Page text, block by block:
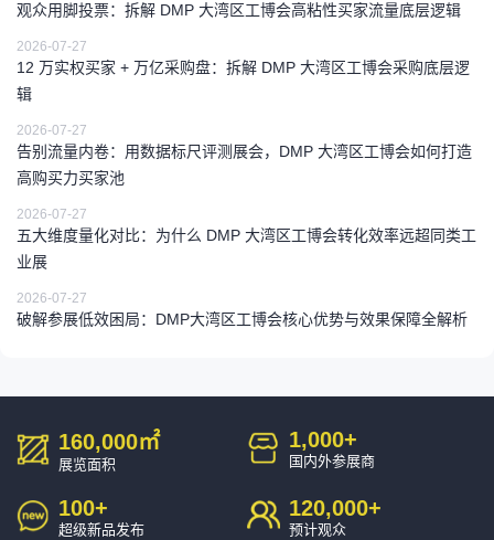
观众用脚投票：拆解 DMP 大湾区工博会高粘性买家流量底层逻辑
2026-07-27
12 万实权买家 + 万亿采购盘：拆解 DMP 大湾区工博会采购底层逻
辑
2026-07-27
告别流量内卷：用数据标尺评测展会，DMP 大湾区工博会如何打造
高购买力买家池
2026-07-27
五大维度量化对比：为什么 DMP 大湾区工博会转化效率远超同类工
业展
2026-07-27
破解参展低效困局：DMP大湾区工博会核心优势与效果保障全解析
160,000㎡
展览面积
1,000+
国内外参展商
100+
超级新品发布
120,000+
预计观众